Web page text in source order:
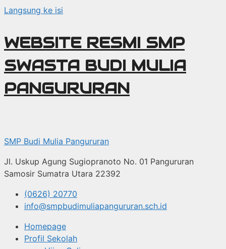
Langsung ke isi
WEBSITE RESMI SMP
SWASTA BUDI MULIA
PANGURURAN
SMP Budi Mulia Pangururan
Jl. Uskup Agung Sugiopranoto No. 01 Pangururan
Samosir Sumatra Utara 22392
(0626) 20770
info@smpbudimuliapangururan.sch.id
Homepage
Profil Sekolah